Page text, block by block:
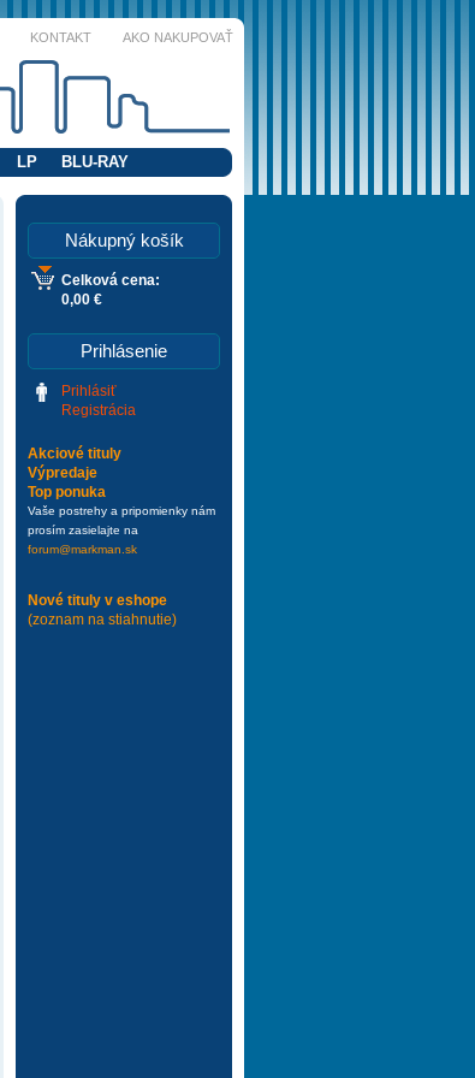
KONTAKT AKO NAKUPOVAŤ
LP BLU-RAY
Nákupný košík
Celková cena:
0,00 €
Prihlásenie
Prihlásiť
Registrácia
Akciové tituly
Výpredaje
Top ponuka
Vaše postrehy a pripomienky nám
prosím zasielajte na
forum@markman.sk
Nové tituly v eshope
(zoznam na stiahnutie)